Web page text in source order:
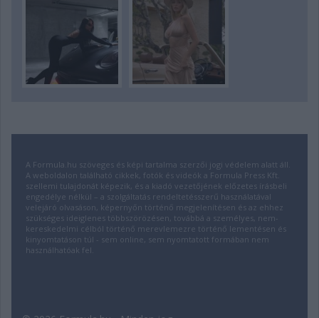
A Formula.hu szöveges és képi tartalma szerzői jogi védelem alatt áll.
A weboldalon található cikkek, fotók és videók a Formula Press Kft.
szellemi tulajdonát képezik, és a kiadó vezetőjének előzetes írásbeli
engedélye nélkül – a szolgáltatás rendeltetésszerű használatával
velejáró olvasáson, képernyőn történő megjelenítésen és az ehhez
szükséges ideiglenes többszörözésen, továbbá a személyes, nem-
kereskedelmi célból történő merevlemezre történő lementésen és
kinyomtatáson túl - sem online, sem nyomtatott formában nem
használhatóak fel.